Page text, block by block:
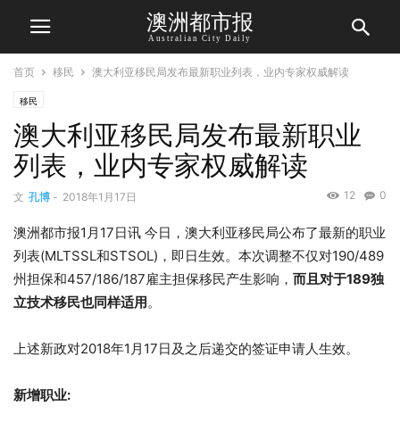
澳洲都市报
Australian City Daily
首页 移民 澳大利亚移民局发布最新职业列表，业内专家权威解读
移民
澳大利亚移民局发布最新职业
列表，业内专家权威解读
文 孔博 - 2018年1月17日 0
12
澳洲都市报1月17日讯 今日，澳大利亚移民局公布了最新的职业
列表(MLTSSL和STSOL)，即日生效。本次调整不仅对190/489
州担保和457/186/187雇主担保移民产生影响， 而且对于189独
立技术移民也同样适用。
上述新政对2018年1月17日及之后递交的签证申请人生效。
新增职业: